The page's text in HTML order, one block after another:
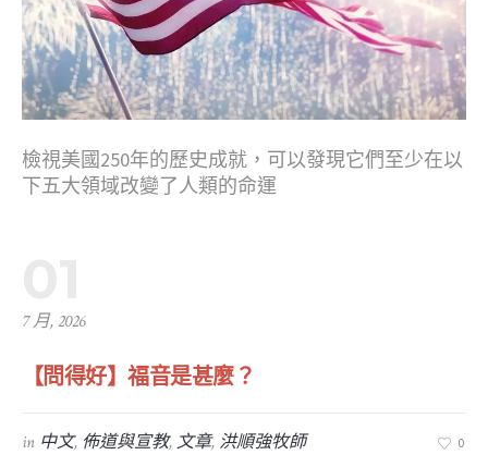
檢視美國250年的歷史成就，可以發現它們至少在以
下五大領域改變了人類的命運
7 月, 2026
【問得好】福音是甚麼？
in 中文, 佈道與宣教,文章, 洪順強牧師 0